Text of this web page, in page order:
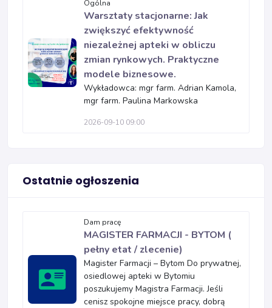
Ogólna
Warsztaty stacjonarne: Jak
zwiększyć efektywność
niezależnej apteki w obliczu
zmian rynkowych. Praktyczne
modele biznesowe.
Wykładowca: mgr farm. Adrian Kamola,
mgr farm. Paulina Markowska
2026-09-10 09:00
Ostatnie ogłoszenia
Dam pracę
MAGISTER FARMACJI - BYTOM (
pełny etat / zlecenie)
Magister Farmacji – Bytom Do prywatnej,
osiedlowej apteki w Bytomiu
poszukujemy Magistra Farmacji. Jeśli
cenisz spokojne miejsce pracy, dobrą